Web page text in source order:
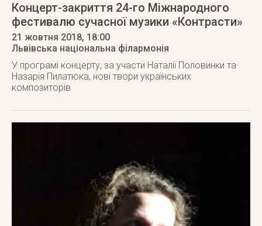
Концерт-закриття 24-го Міжнародного
фестивалю сучасної музики «Контрасти»
21 жовтня 2018, 18:00
Львівська національна філармонія
У програмі концерту, за участи Наталії Половинки та
Назарія Пилатюка, нові твори українських
композиторів